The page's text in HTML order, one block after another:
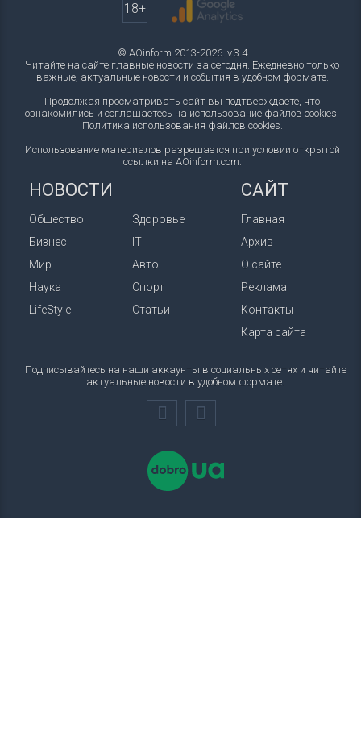
18+
© AOinform 2013-2026. v.3.4
Читайте на сайте главные новости за сегодня. Ежедневно только
важные, актуальные новости и события в удобном формате.
Продолжая просматривать сайт вы подтверждаете, что
ознакомились и соглашаетесь на использование файлов cookies.
Политика использования файлов cookies.
Использование материалов разрешается при условии открытой
ссылки на AOinform.com.
НОВОСТИ
Общество
Бизнес
Мир
Наука
LifeStyle
Здоровье
IT
Авто
Спорт
Статьи
САЙТ
Главная
Архив
О сайте
Реклама
Контакты
Карта сайта
Подписывайтесь на наши аккаунты в социальных сетях и читайте
актуальные новости в удобном формате.